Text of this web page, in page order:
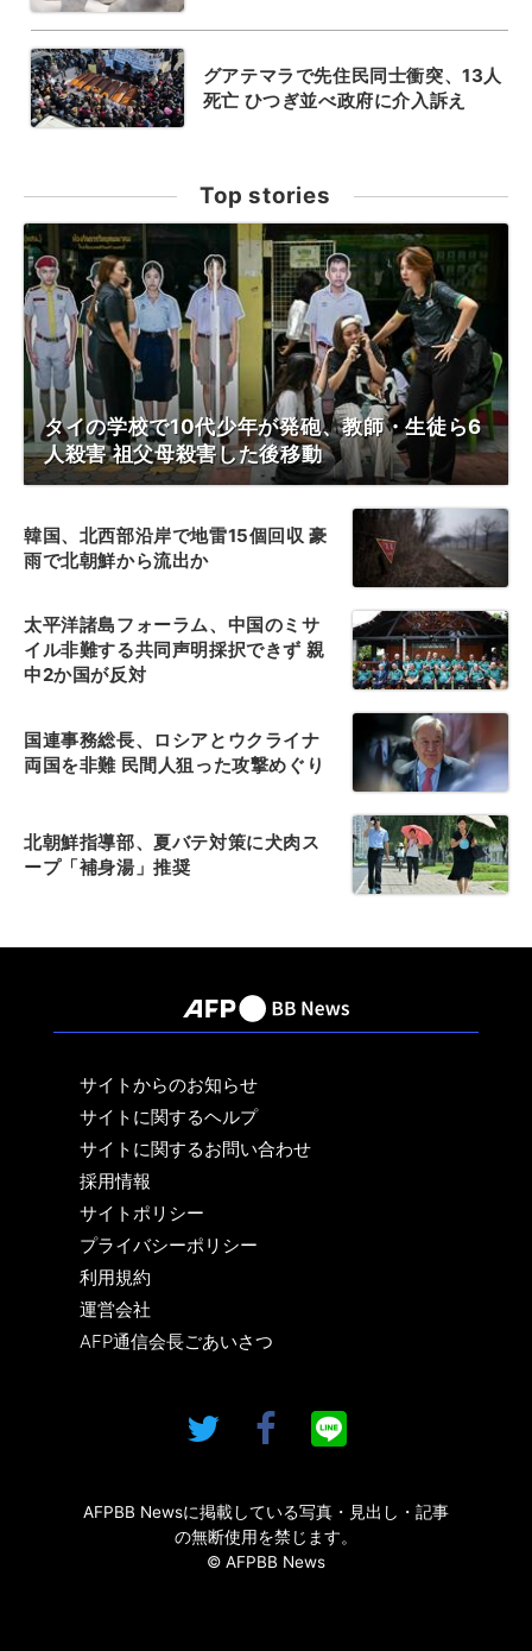
グアテマラで先住民同士衝突、13人
死亡 ひつぎ並べ政府に介入訴え
Top stories
タイの学校で10代少年が発砲、教師・生徒ら6
人殺害 祖父母殺害した後移動
韓国、北西部沿岸で地雷15個回収 豪
雨で北朝鮮から流出か
太平洋諸島フォーラム、中国のミサ
イル非難する共同声明採択できず 親
中2か国が反対
国連事務総長、ロシアとウクライナ
両国を非難 民間人狙った攻撃めぐり
北朝鮮指導部、夏バテ対策に犬肉ス
ープ「補身湯」推奨
サイトからのお知らせ
サイトに関するヘルプ
サイトに関するお問い合わせ
採用情報
サイトポリシー
プライバシーポリシー
利用規約
運営会社
AFP通信会長ごあいさつ
AFPBB Newsに掲載している写真・見出し・記事
の無断使用を禁じます。
© AFPBB News